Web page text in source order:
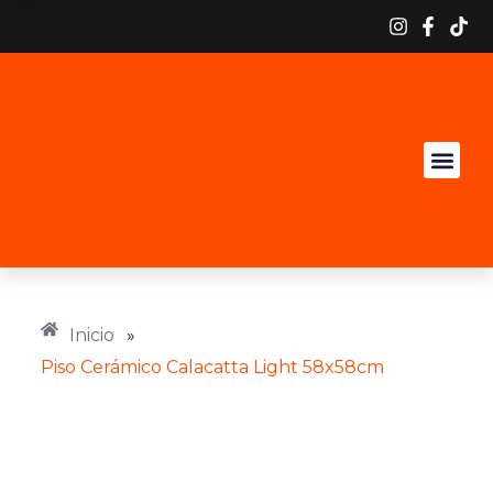
Inicio
»
Piso Cerámico Calacatta Light 58x58cm